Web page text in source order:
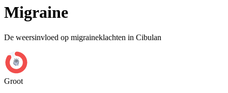
Migraine
De weersinvloed op migraineklachten in Cibulan
Groot